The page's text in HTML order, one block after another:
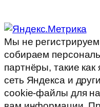
Мы не
собираем
партнёры, такие
сеть Яндекса и
cookie-файлы для